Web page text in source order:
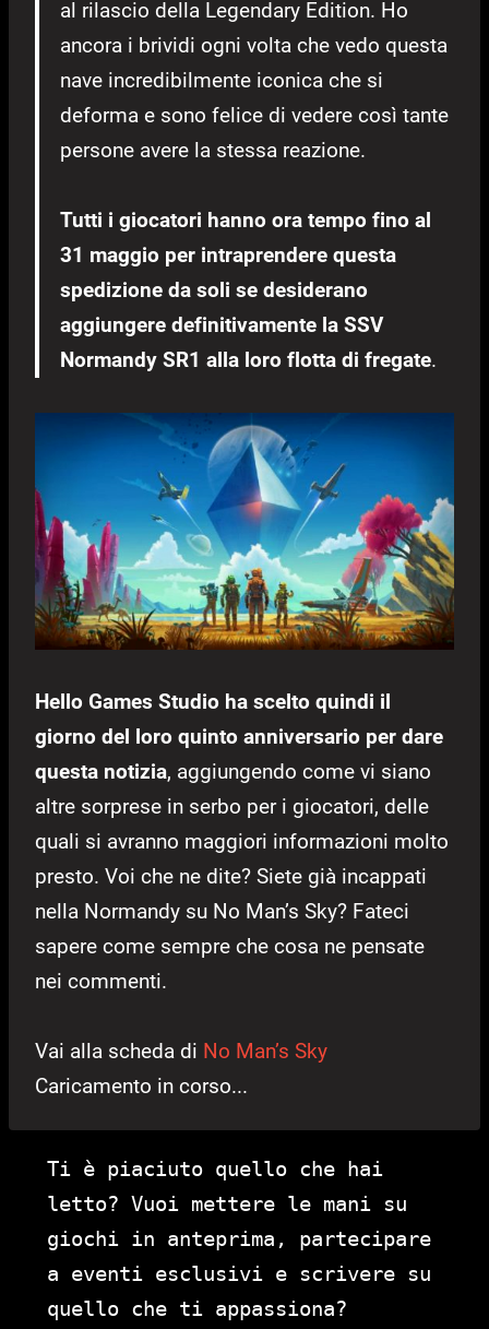
al rilascio della Legendary Edition. Ho
ancora i brividi ogni volta che vedo questa
nave incredibilmente iconica che si
deforma e sono felice di vedere così tante
persone avere la stessa reazione.
Tutti i giocatori hanno ora tempo fino al
31 maggio per intraprendere questa
spedizione da soli se desiderano
aggiungere definitivamente la SSV
Normandy SR1 alla loro flotta di fregate.
Hello Games Studio ha scelto quindi il
giorno del loro quinto anniversario per dare
questa notizia, aggiungendo come vi siano
altre sorprese in serbo per i giocatori, delle
quali si avranno maggiori informazioni molto
presto. Voi che ne dite? Siete già incappati
nella Normandy su No Man’s Sky? Fateci
sapere come sempre che cosa ne pensate
nei commenti.
Vai alla scheda di No Man’s Sky
Caricamento in corso...
Ti è piaciuto quello che hai
letto? Vuoi mettere le mani su
giochi in anteprima, partecipare
a eventi esclusivi e scrivere su
quello che ti appassiona?